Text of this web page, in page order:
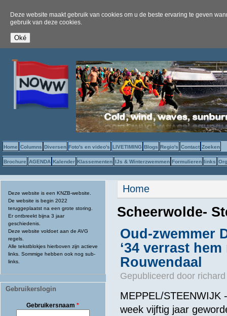
Deze website maakt gebruik van cookies om u de beste ervaring te geven
gebruik van deze cookies.
Home Columns Diversen Foto's en video's LIVETIMING Blogs Regio's Contact Zoeken
Brochure AGENDA Kalender Klassementen IJs & Winterzwemmen Formulieren links
Deze website is een KNZB-website.
De website is begin 2022
teruggeplaatst na een grote storing.
Er ontbreekt bijna 3 jaar
geschiedenis.
Deze website voldoet aan de AVG
regels.
Alle tekstblokjes hierboven zijn actieve
links. Sommige hebben ook nog sub-
links.
Gebruikerslogin
Gebruikersnaam*
U bent hier
Home
Scheerwolde-
Oud-zwemmer
‘34 verrast
Rouwendaal
Gepubliceerd door
MEPPEL/STEENWIJK
week vijftig jaar